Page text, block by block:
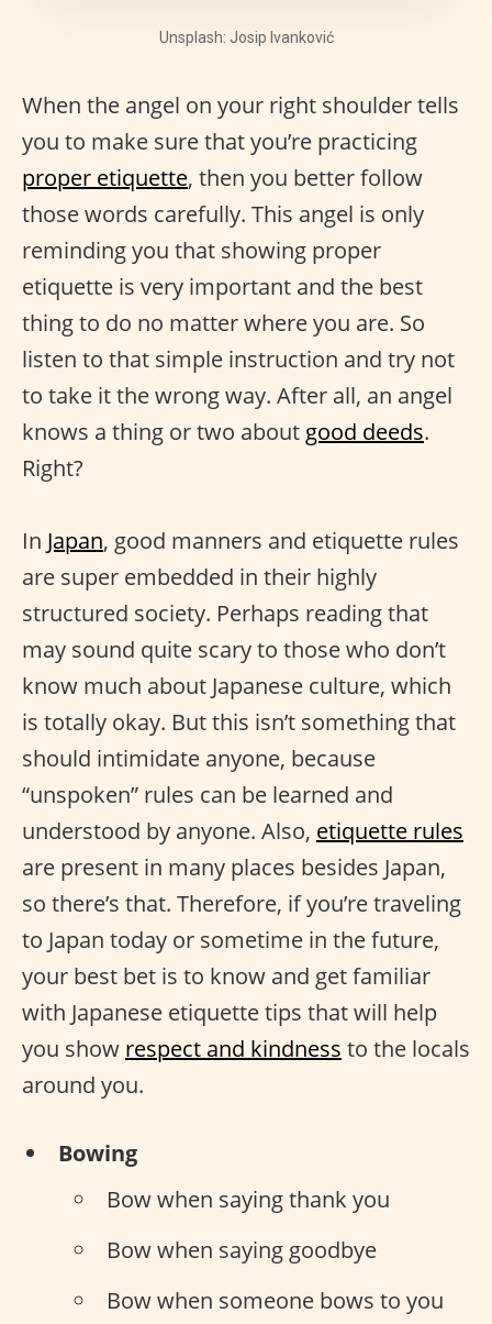
Unsplash: Josip Ivanković
When the angel on your right shoulder tells
you to make sure that you’re practicing
proper etiquette, then you better follow
those words carefully. This angel is only
reminding you that showing proper
etiquette is very important and the best
thing to do no matter where you are. So
listen to that simple instruction and try not
to take it the wrong way. After all, an angel
knows a thing or two about good deeds.
Right?
In Japan, good manners and etiquette rules
are super embedded in their highly
structured society. Perhaps reading that
may sound quite scary to those who don’t
know much about Japanese culture, which
is totally okay. But this isn’t something that
should intimidate anyone, because
“unspoken” rules can be learned and
understood by anyone. Also, etiquette rules
are present in many places besides Japan,
so there’s that. Therefore, if you’re traveling
to Japan today or sometime in the future,
your best bet is to know and get familiar
with Japanese etiquette tips that will help
you show respect and kindness to the locals
around you.
Bowing
Bow when saying thank you
Bow when saying goodbye
Bow when someone bows to you